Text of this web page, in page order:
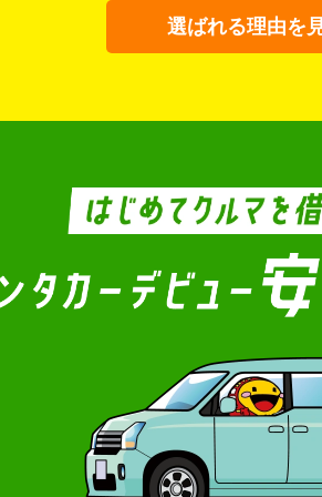
選ばれる理由を